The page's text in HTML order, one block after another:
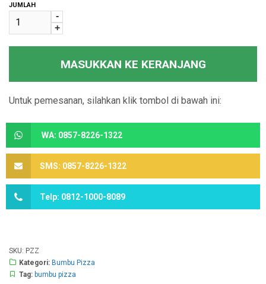
JUMLAH
-
+
MASUKKAN KE KERANJANG
Untuk pemesanan, silahkan klik tombol di bawah ini:
WA: 0857-8226-1322
SMS: 0857-8226-1322
Telp: 0812-1000-8089
SKU: PZZ
Kategori: Bumbu Pizza
Tag: bumbu pizza